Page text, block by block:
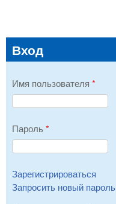
Вход
Имя пользователя *
Пароль *
Зарегистрироваться
Запросить новый пароль